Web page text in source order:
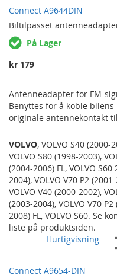
Connect A9644DIN
Biltilpasset
På Lager
kr 179
Antenneadapter for FM-
Benyttes for å koble bilens
originale antennekontakt
antenneinngang. VOLVO
V40.
VOLVO, VOLVO S40 (2000-
VOLVO S80 (1998-2003),
(2004-2006) FL, VOLVO S60
2004), VOLVO V70 P2
VOLVO V40 (2000-2002),
(2003-2004), VOLVO V70 P2
2008) FL, VOLVO S60. Se
liste på produktsiden.
Hurtigvisning
Connect A9654-DIN